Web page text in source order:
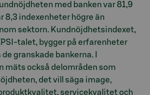
med banken var 81,9
8,3 indexenheter högre än
sektorn. Kundnöjdhetsindexet,
talet, bygger på erfarenheter
granskade bankerna. I
mäts också delområden som
det vill säga image,
servicekvalitet och